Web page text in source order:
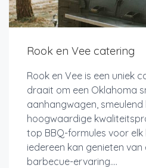
Rook en Vee catering
Rook en Vee is een uniek
draait om een Oklahoma
aanhangwagen, smeulend
hoogwaardige
top BBQ-formules voor
iedereen kan genieten van
barbecue-ervaring....